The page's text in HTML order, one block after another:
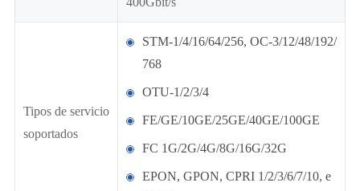
Tipos de servicio
soportados
STM-1/4/16/64/256, OC-3/12/48/192/
768
OTU-1/2/3/4
FE/GE/10GE/25GE/40GE/100GE
FC 1G/2G/4G/8G/16G/32G
EPON, GPON, CPRI 1/2/3/6/7/10, e